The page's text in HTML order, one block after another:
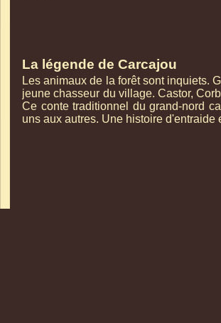
La légende de Carcajou
Les animaux de la forêt sont inquiets.
jeune chasseur du village. Castor,
Ce conte traditionnel du grand-nord
uns aux autres. Une histoire d'entraide